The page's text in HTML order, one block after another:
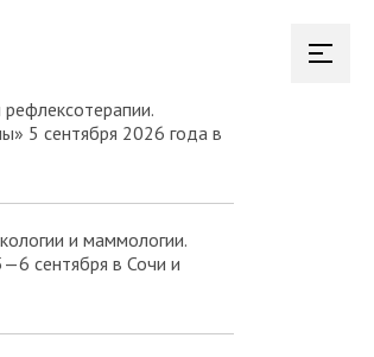
5 сентября 2026 года в
и маммологии.
сентября в Сочи и